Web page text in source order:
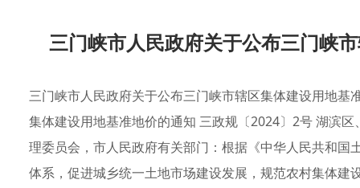
三门峡市人民政府关于公布三门峡
三门峡市人民政府关于公布三门峡市辖区集体建设用地
集体建设用地基准地价的通知 三政规〔2024〕2号 湖滨
理委员会，市人民政府有关部门：根据《中华人民共和
体系，促进城乡统一土地市场建设发展，规范农村集体